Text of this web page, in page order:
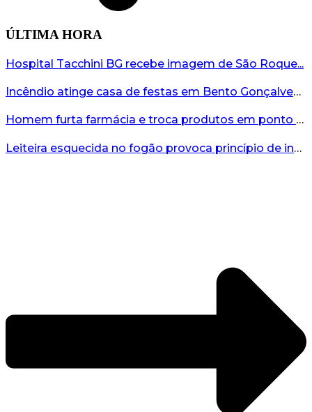
ÚLTIMA HORA
Hospital Tacchini BG recebe imagem de São Roque...
Incêndio atinge casa de festas em Bento Gonçalves durante a madrugada...
Homem furta farmácia e troca produtos em ponto de tráfico; ele foi preso pela GCM...
Leiteira esquecida no fogão provoca princípio de incêndio e mobiliza Bombeiros em Bento...